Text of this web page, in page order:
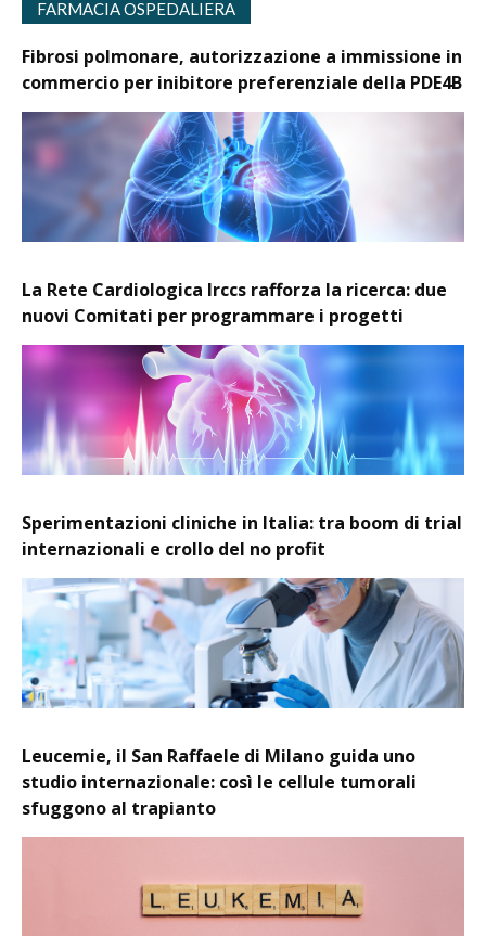
FARMACIA OSPEDALIERA
Fibrosi polmonare, autorizzazione a immissione in
commercio per inibitore preferenziale della PDE4B
La Rete Cardiologica Irccs rafforza la ricerca: due
nuovi Comitati per programmare i progetti
Sperimentazioni cliniche in Italia: tra boom di trial
internazionali e crollo del no profit
Leucemie, il San Raffaele di Milano guida uno
studio internazionale: così le cellule tumorali
sfuggono al trapianto